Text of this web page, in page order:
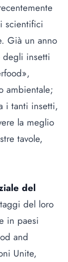
scientifici
Già un anno
degli insetti
ambientale;
i tanti insetti,
la meglio
tavole,
del
del loro
in paesi
and
Unite,